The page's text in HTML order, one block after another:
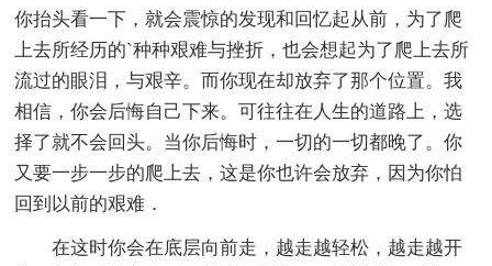
你抬头看一下，就会震惊的发现和回忆起从前，为了爬
上去所经历的`种种艰难与挫折，也会想起为了爬上去所
流过的眼泪，与艰辛。而你现在却放弃了那个位置。我
相信，你会后悔自己下来。可往往在人生的道路上，选
择了就不会回头。当你后悔时，一切的一切都晚了。你
又要一步一步的爬上去，这是你也许会放弃，因为你怕
回到以前的艰难．
在这时你会在底层向前走，越走越轻松，越走越开